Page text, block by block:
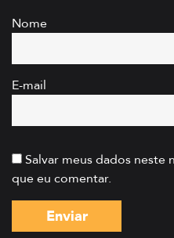
Nome
E-mail
Salvar meus dados neste
que eu comentar.